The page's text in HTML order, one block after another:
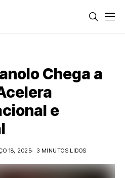
Chega a
e
18, 2025
3 MINUTOS LIDOS